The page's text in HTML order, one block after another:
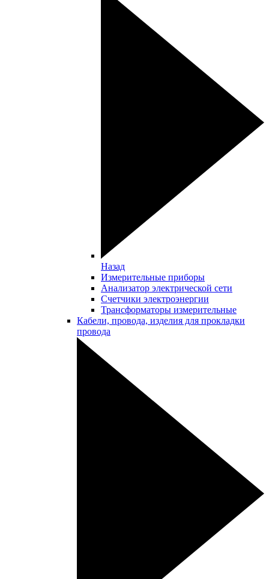
Назад
Измерительные приборы
Анализатор электрической сети
Счетчики электроэнергии
Трансформаторы измерительные
Кабели, провода, изделия для прокладки
провода